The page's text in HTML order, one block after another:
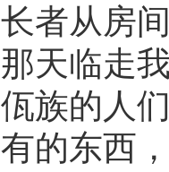
长者从房
那天临走
佤族的人
有的东西